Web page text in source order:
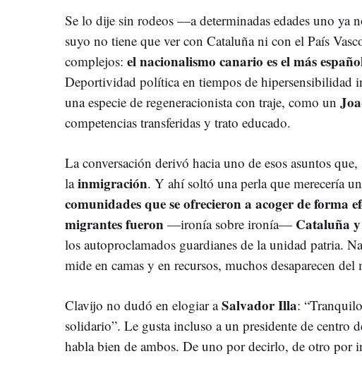
Se lo dije sin rodeos —a determinadas edades uno
suyo no tiene que ver con Cataluña ni con el País
complejos: el nacionalismo canario es el más
Deportividad política en tiempos de hipersensibilidad
una especie de regeneracionista con traje, como un
competencias transferidas y trato educado.
La conversación derivó hacia uno de esos asuntos
lainmigración. Y ahí soltó una perla que merecería
comunidades que se ofrecieron a acoger de forma
migrantes fueron —ironía sobre ironía— Cataluña y
los autoproclamados guardianes de la unidad patria.
mide en camas y en recursos, muchos desaparecen del
Clavijo no dudó en elogiar aSalvador Illa:
solidario”. Le gusta incluso a un presidente de centro
habla bien de ambos. De uno por decirlo, de otro por